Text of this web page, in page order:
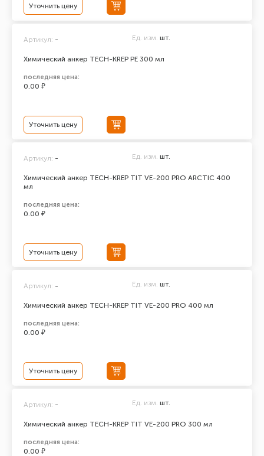
Уточнить цену
Химический анкер TECH-KREP PE 300 мл
Артикул: - Ед. изм. шт.
последняя цена:
0.00 ₽
Уточнить цену
Химический анкер TECH-KREP TIT VE-200 PRO ARCTIC 400
мл
Артикул: - Ед. изм. шт.
последняя цена:
0.00 ₽
Уточнить цену
Химический анкер TECH-KREP TIT VE-200 PRO 400 мл
Артикул: - Ед. изм. шт.
последняя цена:
0.00 ₽
Уточнить цену
Химический анкер TECH-KREP TIT VE-200 PRO 300 мл
Артикул: - Ед. изм. шт.
последняя цена:
0.00 ₽